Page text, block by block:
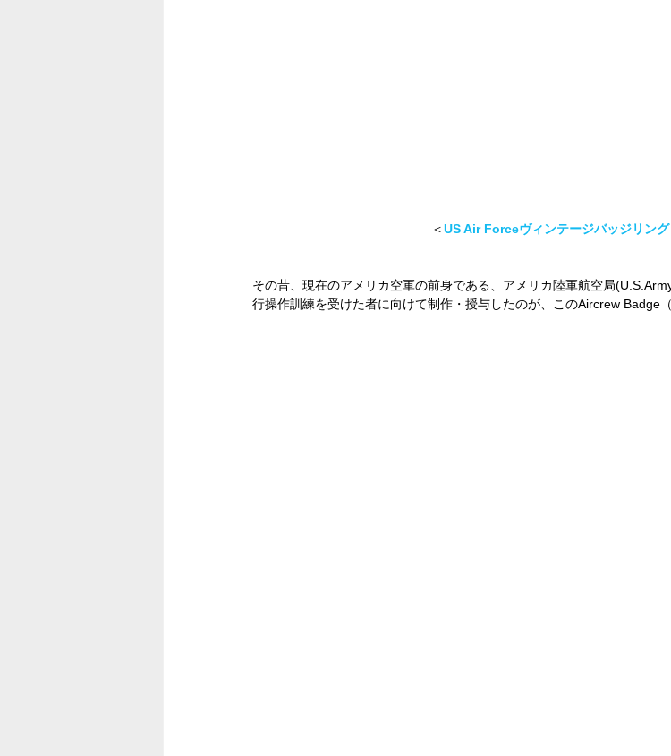
＜US Air Forceヴィンテージバッジリン
その昔、現在のアメリカ空軍の前身である、アメリカ陸軍航空局
行操作訓練を受けた者に向けて制作・授与したのが、このAircrew Badge